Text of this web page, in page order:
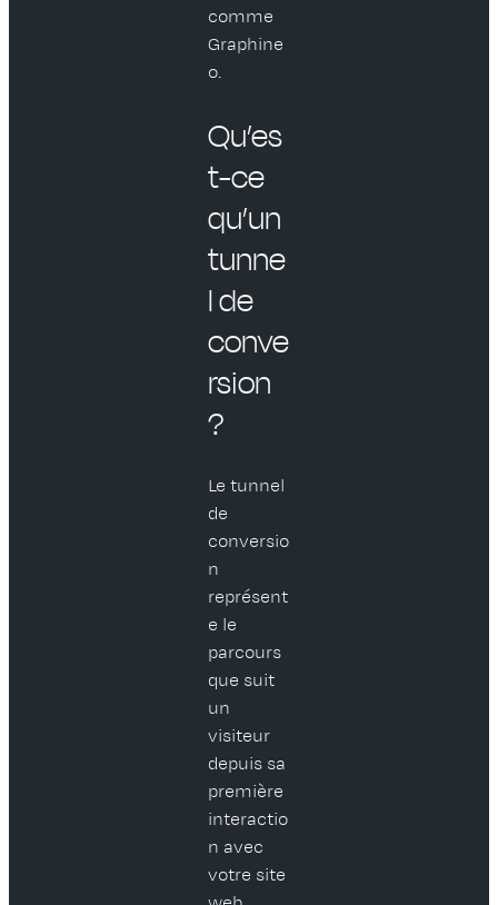
comme
Graphine
o.
Qu’es
t-ce
qu’un
tunne
l de
conve
rsion
?
Le tunnel
de
conversio
n
représent
e le
parcours
que suit
un
visiteur
depuis sa
première
interactio
n avec
votre site